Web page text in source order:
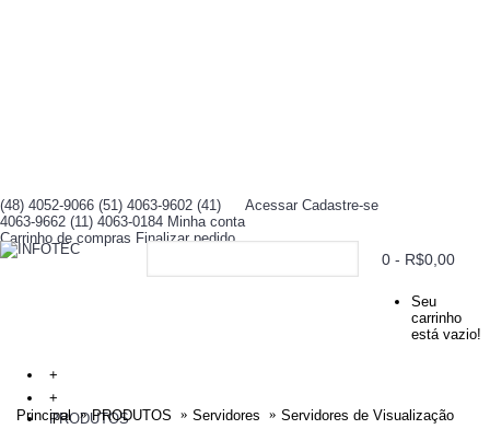
(48) 4052-9066 (51) 4063-9602 (41)
4063-9662 (11) 4063-0184 Minha conta
Carrinho de compras Finalizar pedido
Acessar Cadastre-se
0 - R$0,00
Seu
carrinho
está vazio!
+
+
PRODUTOS
Principal PRODUTOS Servidores Servidores de Visualização